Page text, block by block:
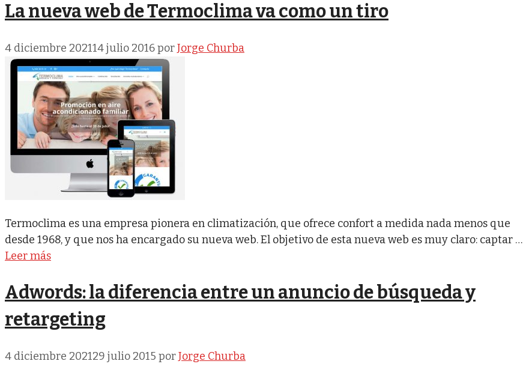
La nueva web de Termoclima va como un tiro
4 diciembre 202114 julio 2016porJorge Churba
Termoclima es una empresa pionera en climatización, que ofrece confort a medida nada menos que
desde 1968, y que nos ha encargado su nueva web. El objetivo de esta nueva web es muy claro: captar …
Leer más
Adwords: la diferencia entre un anuncio de búsqueda y
retargeting
4 diciembre 202129 julio 2015 porJorge Churba